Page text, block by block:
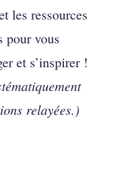
les ressources
pour vous
et s’inspirer !
relayées.)